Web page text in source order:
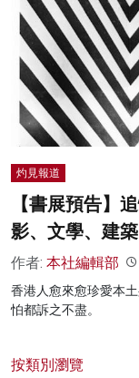
灼見報道
【書展預告】
影、文學、建築
作者: 本社編輯部
香港人愈來愈珍愛本
怕都訴之不盡。
按類別瀏覽